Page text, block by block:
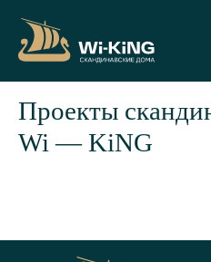
Проекты
Wi — KiNG